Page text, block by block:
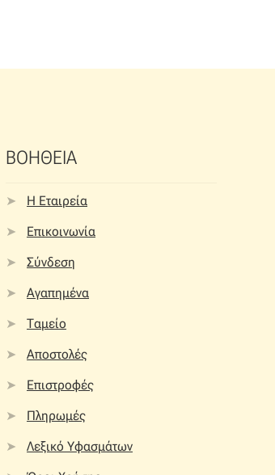
ΒΟΗΘΕΙΑ
Η Εταιρεία
Επικοινωνία
Σύνδεση
Αγαπημένα
Ταμείο
Αποστολές
Επιστροφές
Πληρωμές
Λεξικό Υφασμάτων